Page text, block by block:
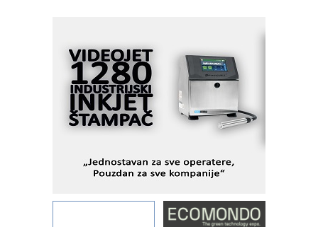
Fleksibilno stezanje i brzo
podešavanje u proizvodnji prototipova
KIP KOP – napredna rešenja za
savremene industrijske i logističke
objekte
Alba d.o.o. – 35 godina preciznosti u
IBeRTIM - oprema za ispitivanje
STAUFF – Komponente koje
povećavaju pouzdanost hidrauličkih